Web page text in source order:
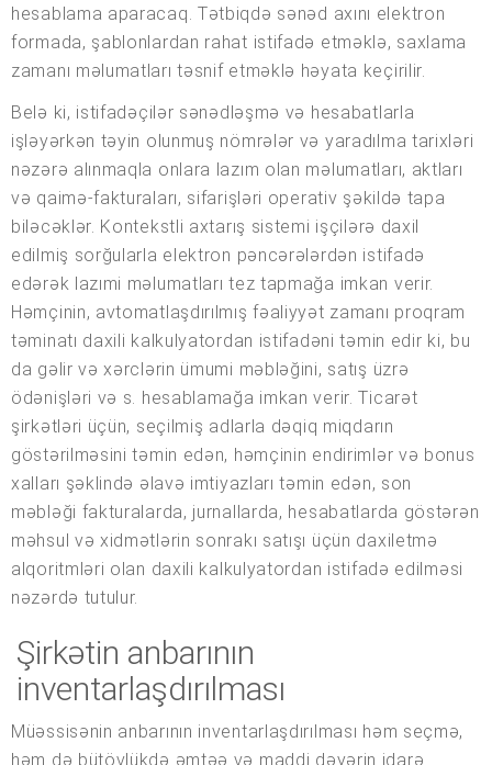
hesablama aparacaq. Tətbiqdə sənəd axını elektron
formada, şablonlardan rahat istifadə etməklə, saxlama
zamanı məlumatları təsnif etməklə həyata keçirilir.
Belə ki, istifadəçilər sənədləşmə və hesabatlarla
işləyərkən təyin olunmuş nömrələr və yaradılma tarixləri
nəzərə alınmaqla onlara lazım olan məlumatları, aktları
və qaimə-fakturaları, sifarişləri operativ şəkildə tapa
biləcəklər. Kontekstli axtarış sistemi işçilərə daxil
edilmiş sorğularla elektron pəncərələrdən istifadə
edərək lazımi məlumatları tez tapmağa imkan verir.
Həmçinin, avtomatlaşdırılmış fəaliyyət zamanı proqram
təminatı daxili kalkulyatordan istifadəni təmin edir ki, bu
da gəlir və xərclərin ümumi məbləğini, satış üzrə
ödənişləri və s. hesablamağa imkan verir. Ticarət
şirkətləri üçün, seçilmiş adlarla dəqiq miqdarın
göstərilməsini təmin edən, həmçinin endirimlər və bonus
xalları şəklində əlavə imtiyazları təmin edən, son
məbləği fakturalarda, jurnallarda, hesabatlarda göstərən
məhsul və xidmətlərin sonrakı satışı üçün daxiletmə
alqoritmləri olan daxili kalkulyatordan istifadə edilməsi
nəzərdə tutulur.
Şirkətin anbarının
inventarlaşdırılması
Müəssisənin anbarının inventarlaşdırılması həm seçmə,
həm də bütövlükdə əmtəə və maddi dəyərin idarə